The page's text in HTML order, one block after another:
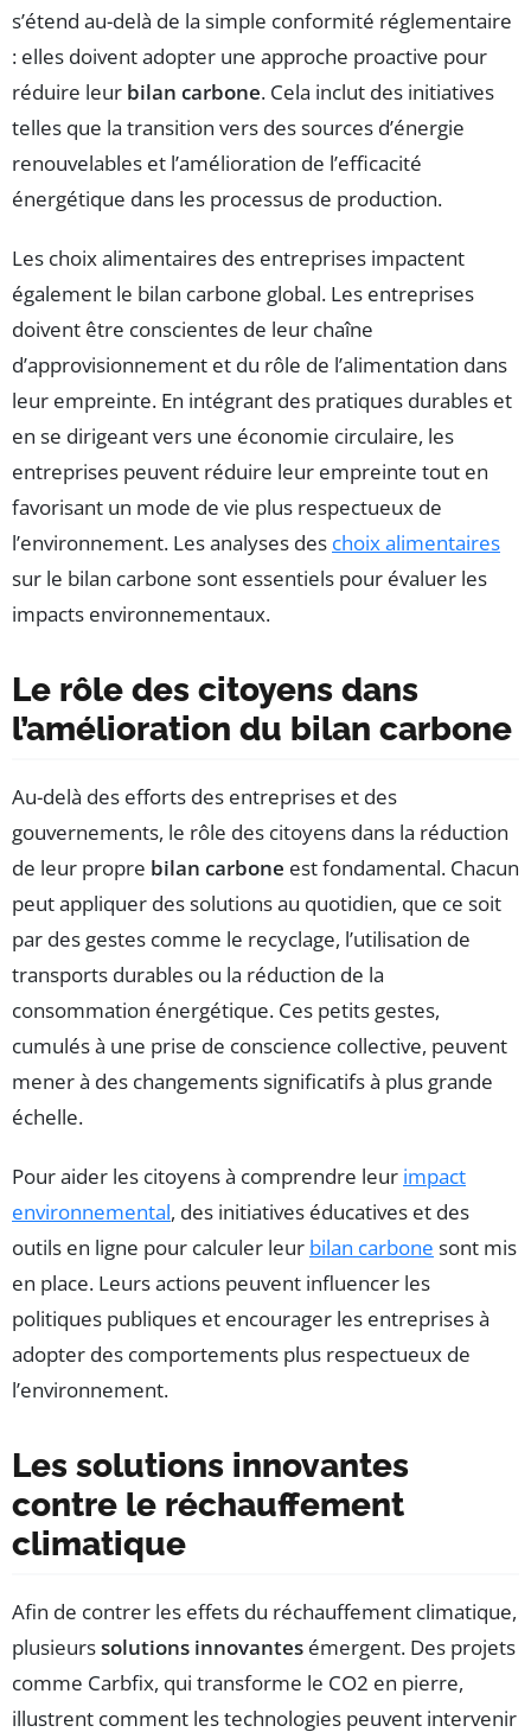
s’étend au-delà de la simple conformité réglementaire
: elles doivent adopter une approche proactive pour
réduire leur bilan carbone. Cela inclut des initiatives
telles que la transition vers des sources d’énergie
renouvelables et l’amélioration de l’efficacité
énergétique dans les processus de production.
Les choix alimentaires des entreprises impactent
également le bilan carbone global. Les entreprises
doivent être conscientes de leur chaîne
d’approvisionnement et du rôle de l’alimentation dans
leur empreinte. En intégrant des pratiques durables et
en se dirigeant vers une économie circulaire, les
entreprises peuvent réduire leur empreinte tout en
favorisant un mode de vie plus respectueux de
l’environnement. Les analyses des choix alimentaires
sur le bilan carbone sont essentiels pour évaluer les
impacts environnementaux.
Le rôle des citoyens dans
l’amélioration du bilan carbone
Au-delà des efforts des entreprises et des
gouvernements, le rôle des citoyens dans la réduction
de leur propre bilan carbone est fondamental. Chacun
peut appliquer des solutions au quotidien, que ce soit
par des gestes comme le recyclage, l’utilisation de
transports durables ou la réduction de la
consommation énergétique. Ces petits gestes,
cumulés à une prise de conscience collective, peuvent
mener à des changements significatifs à plus grande
échelle.
Pour aider les citoyens à comprendre leur impact
environnemental, des initiatives éducatives et des
outils en ligne pour calculer leur bilan carbone sont mis
en place. Leurs actions peuvent influencer les
politiques publiques et encourager les entreprises à
adopter des comportements plus respectueux de
l’environnement.
Les solutions innovantes
contre le réchauffement
climatique
Afin de contrer les effets du réchauffement climatique,
plusieurssolutions innovantes émergent. Des projets
comme Carbfix, qui transforme le CO2 en pierre,
illustrent comment les technologies peuvent intervenir